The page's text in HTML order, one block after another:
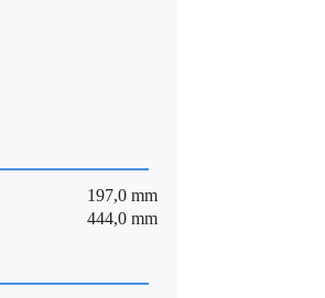
197,0 mm
444,0 mm